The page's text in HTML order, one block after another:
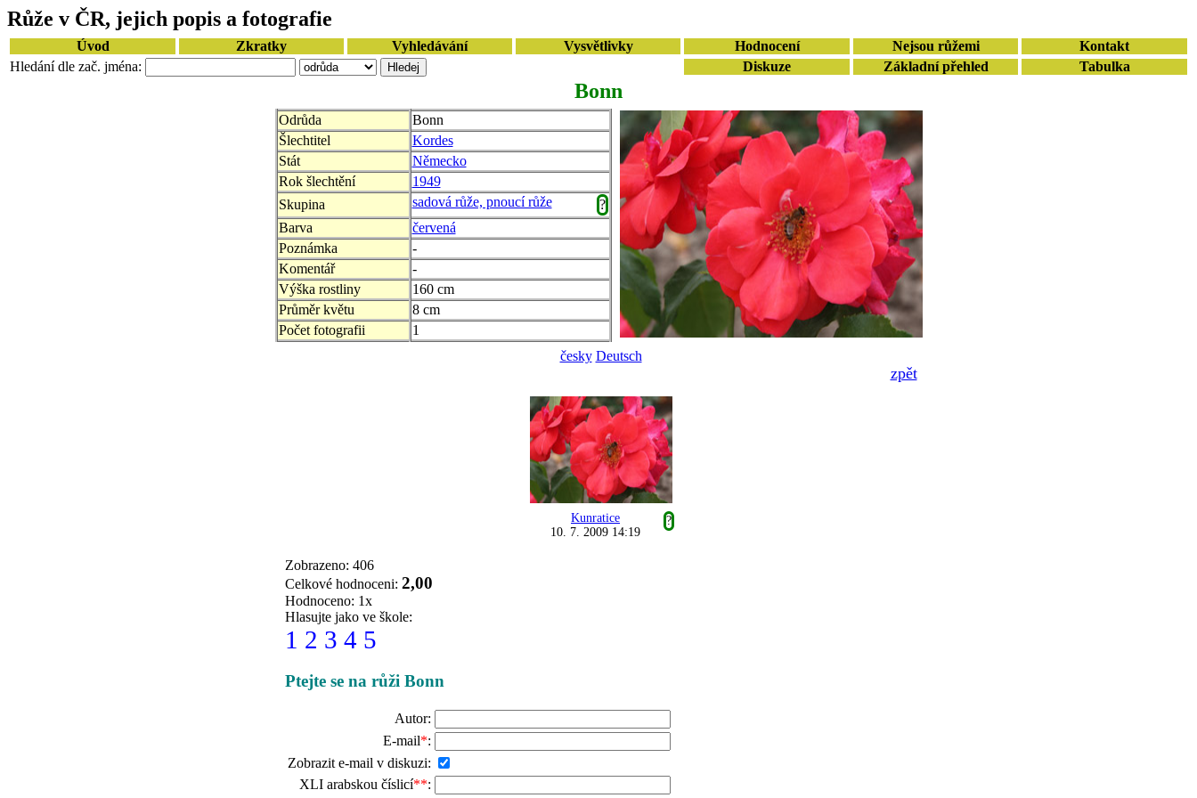
Růže v ČR, jejich popis a fotografie
Úvod Zkratky Vyhledávání Vysvětlivky Hodnocení Nejsou růžemi
Kontakt
Hledání dle zač. jména:
Diskuze Základní přehled Tabulka
Bonn
Odrůda
Bonn
Šlechtitel
Kordes
Stát
Německo
Rok šlechtění
1949
Skupina
sadová růže, pnoucí růže
?
Barva
červená
Poznámka
-
Komentář
-
Výška rostliny
160 cm
Průměr květu
8 cm
Počet fotografii
1
česky Deutsch
zpět
Kunratice
?
10. 7. 2009 14:19
Zobrazeno: 406
Celkové hodnoceni: 2,00
Hodnoceno: 1x
Hlasujte jako ve škole:
1 2 3 4 5
Ptejte se na růži Bonn
Autor:
E-mail*:
Zobrazit e-mail v diskuzi:
XLI arabskou číslicí**: